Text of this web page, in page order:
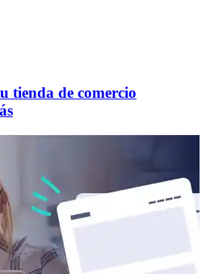
tienda de comercio